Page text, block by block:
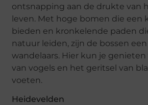
ontsnapping aan de drukte van
leven. Met hoge bomen die een
bieden en kronkelende paden
natuur leiden, zijn de bossen
wandelaars. Hier kun je
van vogels en het geritsel van
voeten.
Heidevelden